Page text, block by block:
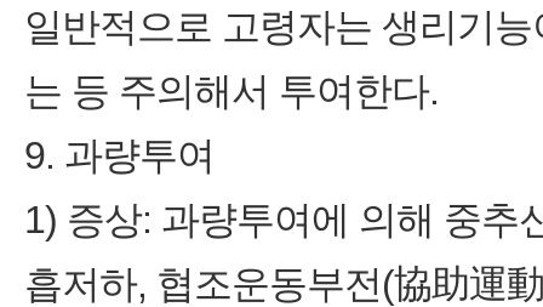
일반적으로 고령자는 생리기
는 등 주의해서 투여한다.
9. 과량투여
1) 증상: 과량투여에 의해 중추
흡저하, 협조운동부전(協助運